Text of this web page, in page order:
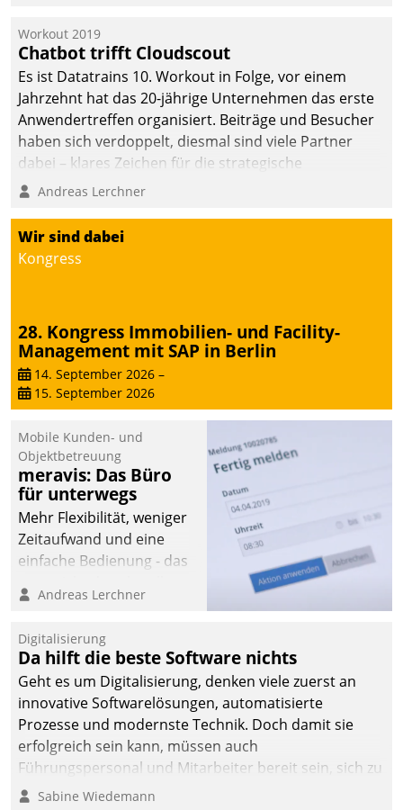
Workout 2019
Chatbot trifft Cloudscout
Es ist Datatrains 10. Workout in Folge, vor einem
Jahrzehnt hat das 20-jährige Unternehmen das erste
Anwendertreffen organisiert. Beiträge und Besucher
haben sich verdoppelt, diesmal sind viele Partner
dabei – klares Zeichen für die strategische
Fokussierung auf den Kunden.
Andreas Lerchner
Wir sind dabei
Kongress
28. Kongress Immobilien- und Facility-
Management mit SAP in Berlin
14. September 2026 –
15. September 2026
Mobile Kunden- und
Objektbetreuung
meravis: Das Büro
für unterwegs
Mehr Flexibilität, weniger
Zeitaufwand und eine
einfache Bedienung - das
Cockpit für mobile
Datatrain. Die meravis
Wohnungsbau- und
Immobilien GmbH hat
sich dabei für den Betrieb
der Lösung über die SAP
Cloud Platform
entschieden - als erstes
Unternehmen am
Andreas Lerchner
Digitalisierung
Da hilft die beste Software nichts
Geht es um Digitalisierung, denken viele zuerst an
innovative Softwarelösungen, automatisierte
Prozesse und modernste Technik. Doch damit sie
erfolgreich sein kann, müssen auch
Führungspersonal und Mitarbeiter bereit sein, sich zu
verändern und anzupassen, sonst werden sie an ihr
Sabine Wiedemann